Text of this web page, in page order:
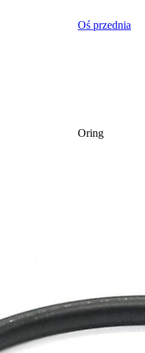
Oś przednia
Oring